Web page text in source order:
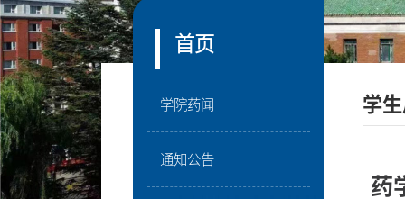
首页
学院药闻
通知公告
学
药